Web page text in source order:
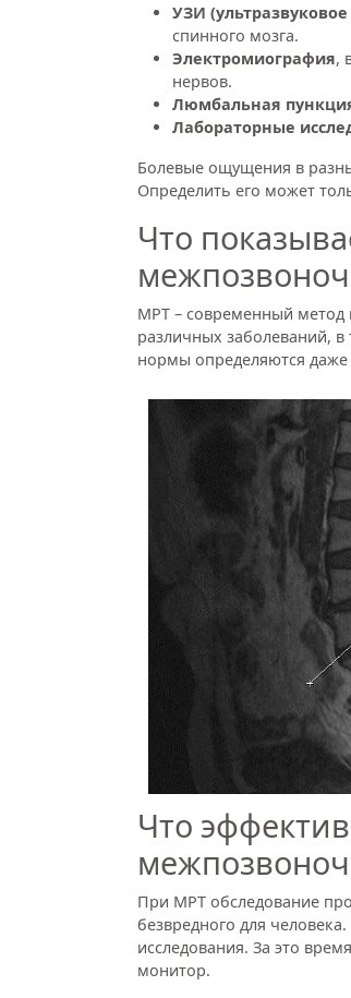
УЗИ
спинного мозга.
Электромиография,
нервов.
Люмбальная
Лабораторные
Болевые ощущения в
Определить его может
Что
МРТ – современный метод
различных заболеваний,
нормы определяются
Что
При МРТ обследование
безвредного для
исследования. За это
монитор.